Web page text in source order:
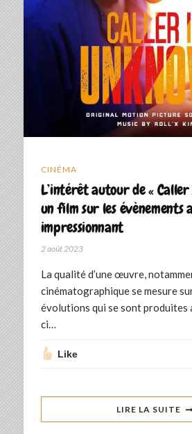
CINÉMA
L’intérêt autour de «
un film sur les évènements
impressionnant
2 août 2023
La qualité d’une œuvre,
cinématographique se mesure
évolutions qui se sont produites
ci…
Like
LIRE LA SUITE